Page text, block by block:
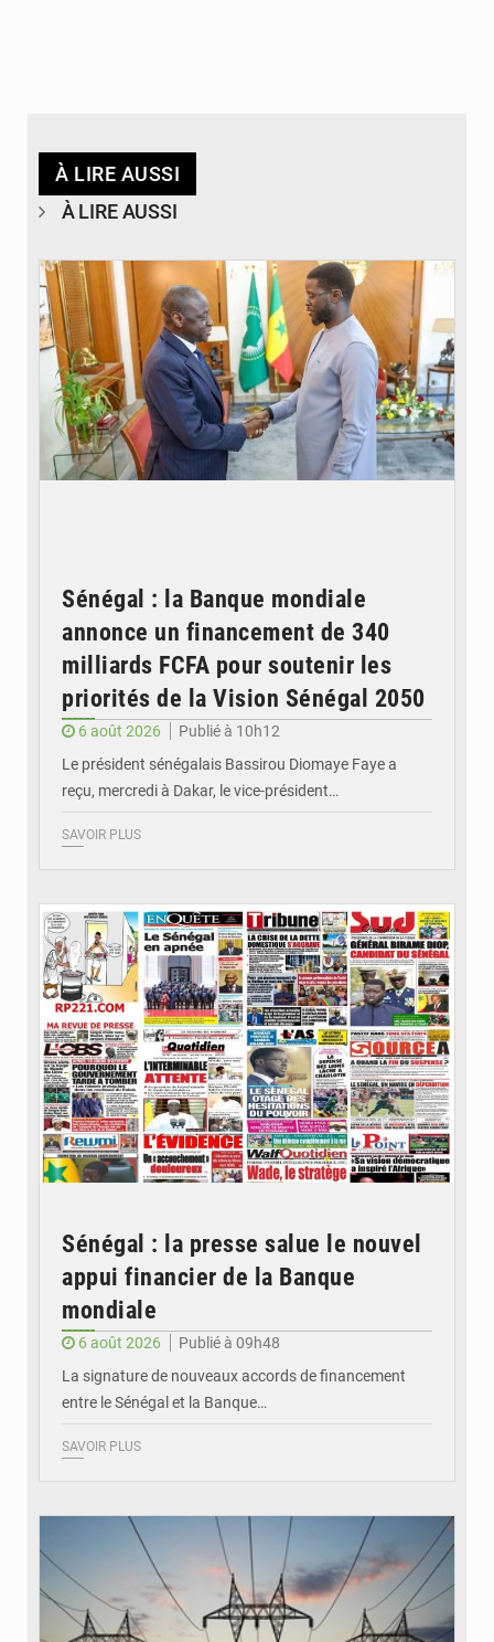
À LIRE AUSSI
À LIRE AUSSI
Sénégal : la Banque mondiale
annonce un financement de 340
milliards FCFA pour soutenir les
priorités de la Vision Sénégal 2050
6 août 2026
Publié à 10h12
Le président sénégalais Bassirou Diomaye Faye a
reçu, mercredi à Dakar, le vice-président…
SAVOIR PLUS
Sénégal : la presse salue le nouvel
appui financier de la Banque
mondiale
6 août 2026
Publié à 09h48
La signature de nouveaux accords de financement
entre le Sénégal et la Banque…
SAVOIR PLUS